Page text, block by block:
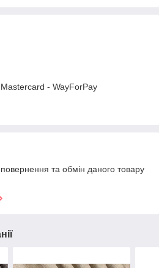
- WayForPay
та обмін даного товару